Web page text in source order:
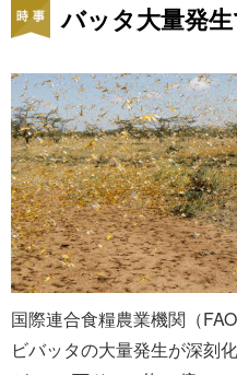
バッタ大量発
国際連合食糧農業機関（
ビバッタの大量発生が深刻